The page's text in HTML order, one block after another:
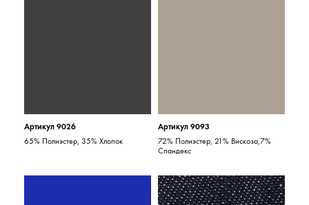
Артикул 9026
65% Полиэстер, 35% Хлопок
Артикул 9093
72% Полиэстер, 21% Вискоза,7%
Спандекс